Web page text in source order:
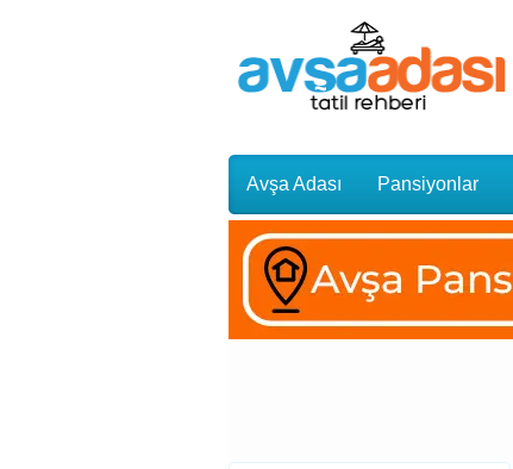
Avşa Adası Pansiyonlar
Gezi Rehberi